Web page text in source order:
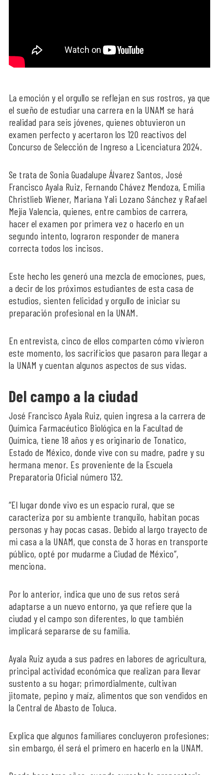
La emoción y el orgullo se reflejan en sus rostros, ya que
el sueño de estudiar una carrera en la UNAM se hará
realidad para seis jóvenes, quienes obtuvieron un
examen perfecto y acertaron los 120 reactivos del
Concurso de Selección de Ingreso a Licenciatura 2024.
Se trata de Sonia Guadalupe Álvarez Santos, José
Francisco Ayala Ruiz, Fernando Chávez Mendoza, Emilia
Christlieb Wiener, Mariana Yali Lozano Sánchez y Rafael
Mejía Valencia, quienes, entre cambios de carrera,
hacer el examen por primera vez o hacerlo en un
segundo intento, lograron responder de manera
correcta todos los incisos.
Este hecho les generó una mezcla de emociones, pues,
a decir de los próximos estudiantes de esta casa de
estudios, sienten felicidad y orgullo de iniciar su
preparación profesional en la UNAM.
En entrevista, cinco de ellos comparten cómo vivieron
este momento, los sacrificios que pasaron para llegar a
la UNAM y cuentan algunos aspectos de sus vidas.
Del campo a la ciudad
José Francisco Ayala Ruiz, quien ingresa a la carrera de
Química Farmacéutico Biológica en la Facultad de
Química, tiene 18 años y es originario de Tonatico,
Estado de México, donde vive con su madre, padre y su
hermana menor. Es proveniente de la Escuela
Preparatoria Oficial número 132.
“El lugar donde vivo es un espacio rural, que se
caracteriza por su ambiente tranquilo, habitan pocas
personas y hay pocas casas. Debido al largo trayecto de
mi casa a la UNAM, que consta de 3 horas en transporte
público, opté por mudarme a Ciudad de México”,
menciona.
Por lo anterior, indica que uno de sus retos será
adaptarse a un nuevo entorno, ya que refiere que la
ciudad y el campo son diferentes, lo que también
implicará separarse de su familia.
Ayala Ruiz ayuda a sus padres en labores de agricultura,
principal actividad económica que realizan para llevar
sustento a su hogar; primordialmente, cultivan
jitomate, pepino y maíz, alimentos que son vendidos en
la Central de Abasto de Toluca.
Explica que algunos familiares concluyeron profesiones;
sin embargo, él será el primero en hacerlo en la UNAM.